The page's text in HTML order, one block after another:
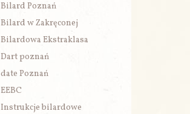
Bilard Poznań
Bilard w Zakręconej
Bilardowa Ekstraklasa
Dart poznań
date Poznań
EEBC
Instrukcje bilardowe